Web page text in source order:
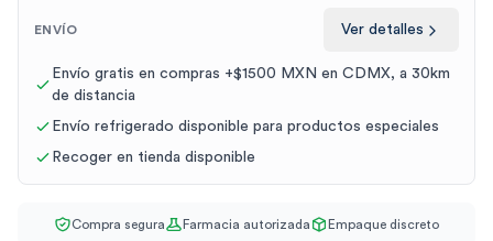
ENVÍO Ver detalles
Envío gratis en compras +$1500 MXN en CDMX, a 30km
de distancia
Envío refrigerado disponible para productos especiales
Recoger en tienda disponible
Compra segura Farmacia autorizada Empaque discreto